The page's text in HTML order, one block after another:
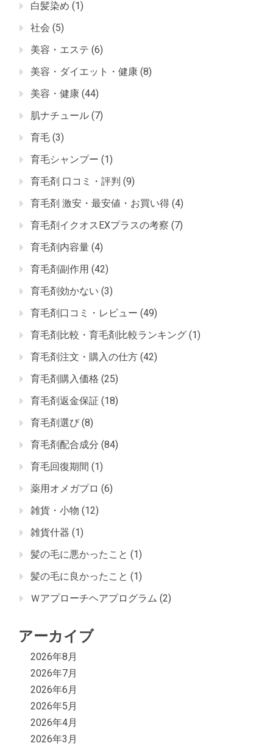
白髪染め (1)
社会 (5)
美容・エステ (6)
美容・ダイエット・健康 (8)
美容・健康 (44)
肌ナチュール (7)
育毛 (3)
育毛シャンプー (1)
育毛剤 口コミ・評判 (9)
育毛剤 激安・最安値・お買い得 (4)
育毛剤イクオスEXプラスの考察 (7)
育毛剤内容量 (4)
育毛剤副作用 (42)
育毛剤効かない (3)
育毛剤口コミ・レビュー (49)
育毛剤比較・育毛剤比較ランキング (1)
育毛剤注文・購入の仕方 (42)
育毛剤購入価格 (25)
育毛剤返金保証 (18)
育毛剤選び (8)
育毛剤配合成分 (84)
育毛回復期間 (1)
薬用オメガプロ (6)
雑貨・小物 (12)
雑貨什器 (1)
髪の毛に悪かったこと (1)
髪の毛に良かったこと (1)
Ｗアプローチヘアプログラム (2)
アーカイブ
2026年8月
2026年7月
2026年6月
2026年5月
2026年4月
2026年3月